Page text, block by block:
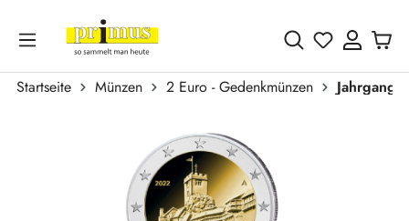
Zum Hauptinhalt springen
Du hast 0
Startseite Münzen 2 Euro - Gedenkmünzen
Jahrgang